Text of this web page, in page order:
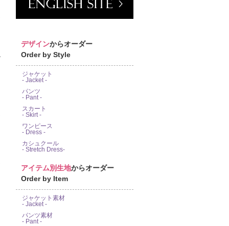
デザインからオーダー
Order by Style
ジャケット
- Jacket -
パンツ
- Pant -
スカート
- Skirt -
ワンピース
- Dress -
カシュクール
- Stretch Dress-
アイテム別生地からオーダー
Order by Item
ジャケット素材
- Jacket -
パンツ素材
- Pant -